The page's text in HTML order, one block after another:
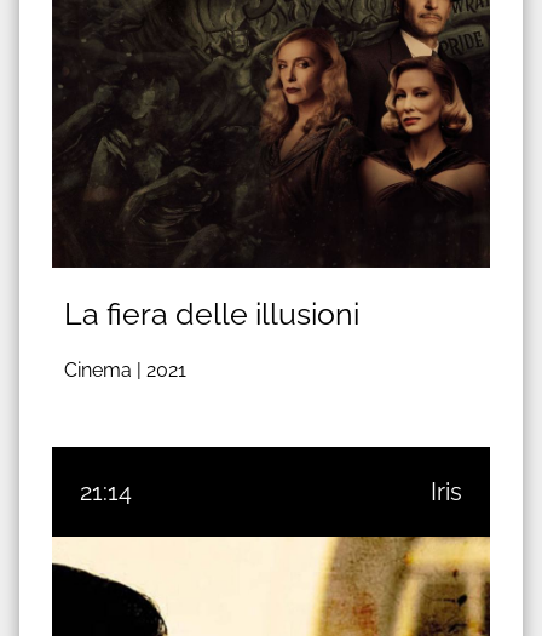
La fiera delle illusioni
Cinema | 2021
21:14 Iris